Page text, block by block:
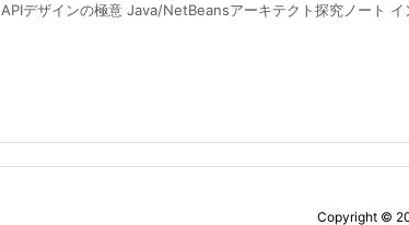
APIデザインの極意 Java/NetBeansアーキテクト探究ノート イ
Copyright ©